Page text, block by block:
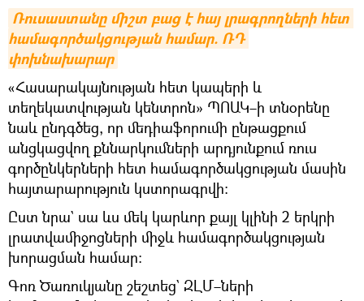
Ռուսաստանը միշտ բաց է հայ լրագրողների հետ
համագործակցության համար. ՌԴ
փոխնախարար
«Հասարակայնության հետ կապերի և
տեղեկատվության կենտրոն» ՊՈԱԿ–ի տնօրենը
նաև ընդգծեց, որ մեդիաֆորումի ընթացքում
անցկացվող քննարկումների արդյունքում ռուս
գործընկերների հետ համագործակցության մասին
հայտարարություն կստորագրվի։
Ըստ նրա` սա ևս մեկ կարևոր քայլ կլինի 2 երկրի
լրատվամիջոցների միջև համագործակցության
խորացման համար։
Գոռ Ծառուկյանը շեշտեց` ԶԼՄ–ների